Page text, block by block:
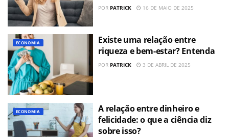
POR PATRICK 16 DE MAIO DE 2025
ECONOMIA
Existe uma relação entre
riqueza e bem-estar? Entenda
POR PATRICK 3 DE ABRIL DE 2025
ECONOMIA
A relação entre dinheiro e
felicidade: o que a ciência diz
sobre isso?